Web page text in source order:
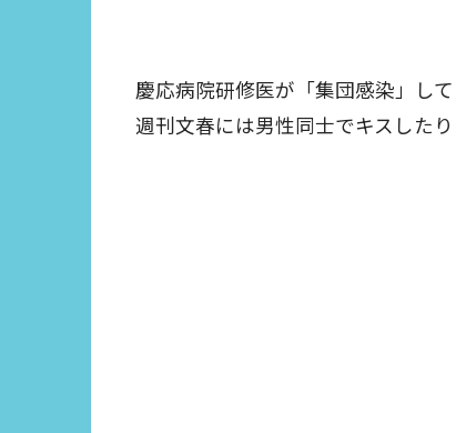
慶応病院研修医が「集団感染」し
週刊文春には男性同士でキスした